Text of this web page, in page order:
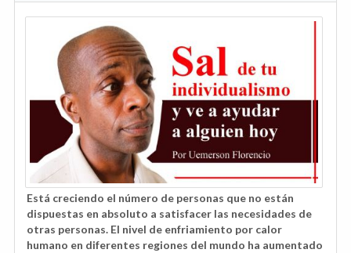
Está creciendo el número de personas que no están
dispuestas en absoluto a satisfacer las necesidades de
otras personas. El nivel de enfriamiento por calor
humano en diferentes regiones del mundo ha aumentado